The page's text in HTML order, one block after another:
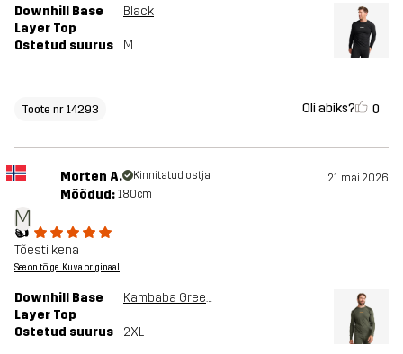
Downhill Base
Layer Top
Black
Ostetud suurus M
Toote nr 14293 Oli abiks? 0
M
Morten A. Kinnitatud ostja 21. mai 2026
Mõõdud: 180cm
👍
Tõesti kena
See on tõlge. Kuva originaal
Downhill Base
Layer Top
Kambaba Green/Rosin Green
Ostetud suurus 2XL